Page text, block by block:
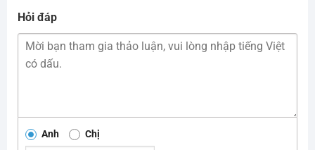
Hỏi đáp
Anh Chị